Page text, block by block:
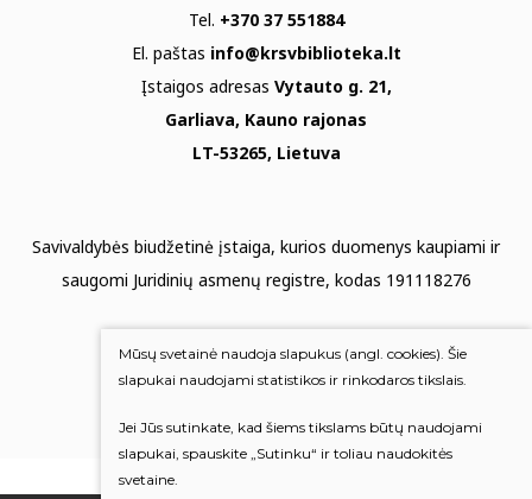
Tel. +370 37 551884
El. paštas info@krsvbiblioteka.lt
Įstaigos adresas Vytauto g. 21,
Garliava, Kauno rajonas
LT-53265, Lietuva
Savivaldybės biudžetinė įstaiga, kurios duomenys kaupiami ir
saugomi Juridinių asmenų registre, kodas 191118276
Duomenų apsauga
Mums rūpi Jūsų nuomonė
Įvertinkite mus
Mūsų svetainė naudoja slapukus (angl. cookies). Šie
slapukai naudojami statistikos ir rinkodaros tikslais.
Jei Jūs sutinkate, kad šiems tikslams būtų naudojami
slapukai, spauskite „Sutinku“ ir toliau naudokitės
svetaine.